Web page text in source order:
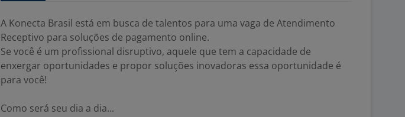
A Konecta Brasil está em busca de talentos para uma vaga de Atendimento
Receptivo para soluções de pagamento online.
Se você é um profissional disruptivo, aquele que tem a capacidade de
enxergar oportunidades e propor soluções inovadoras essa oportunidade é
para você!
Como será seu dia a dia...